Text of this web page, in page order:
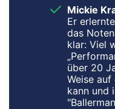
Mickie
Er
das
klar: Viel
über 20
Weise auf
kann und